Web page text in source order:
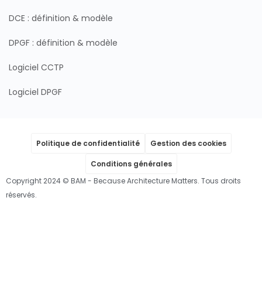
DCE : définition & modèle
DPGF : définition & modèle
Logiciel CCTP
Logiciel DPGF
Politique de confidentialité Gestion des cookies
Conditions générales
Copyright 2024 © BAM - Because Architecture Matters. Tous droits
réservés.